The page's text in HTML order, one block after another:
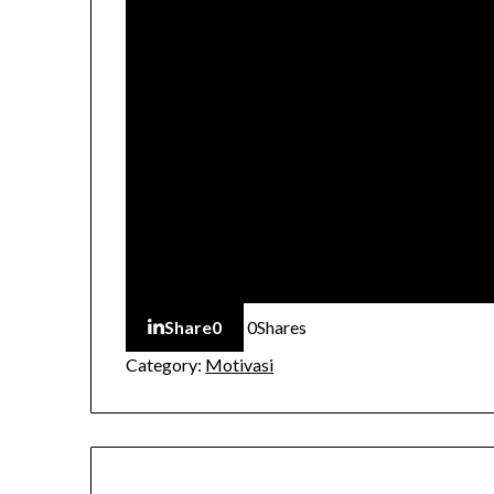
Share0 0Shares
Category: Motivasi